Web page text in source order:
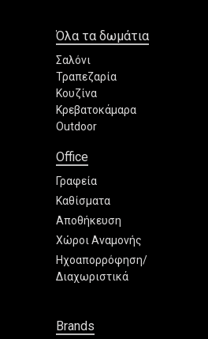
Όλα τα δωμάτια
Σαλόνι
Τραπεζαρία
Κουζίνα
Κρεβατοκάμαρα
Outdoor
Office
Γραφεία
Καθίσματα
Αποθήκευση
Χώροι Αναμονής
Ηχοαπορρόφηση/
Διαχωριστικά
Brands